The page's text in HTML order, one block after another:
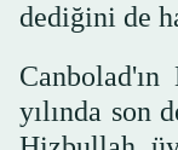
dediğini de
yılında son